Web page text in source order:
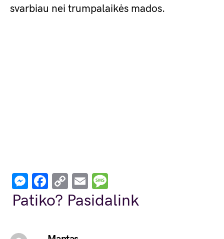
svarbiau nei trumpalaikės mados.
Messenger
Facebook
Copy
Link
Email
Patiko? Pasidalink